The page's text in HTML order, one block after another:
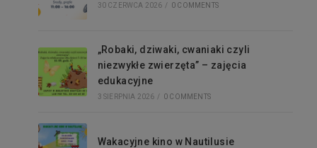
30 CZERWCA 2026 / 0 COMMENTS
„Robaki, dziwaki, cwaniaki czyli
niezwykłe zwierzęta” – zajęcia
edukacyjne
3 SIERPNIA 2026 / 0 COMMENTS
Wakacyjne kino w Nautilusie